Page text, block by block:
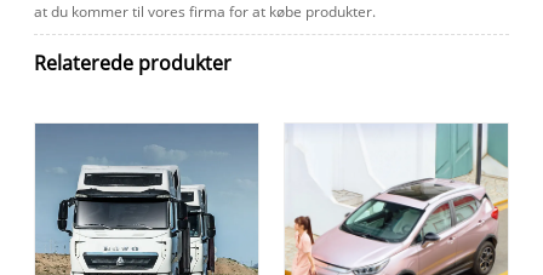
at du kommer til vores firma for at købe produkter.
Relaterede produkter